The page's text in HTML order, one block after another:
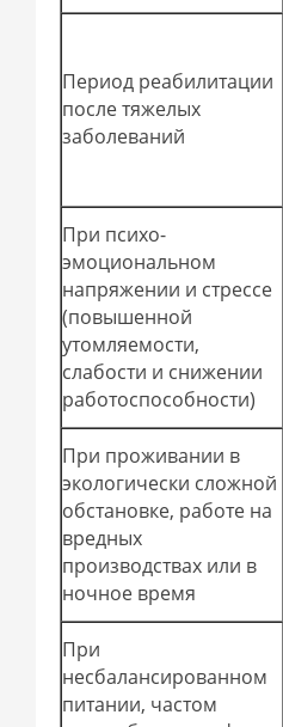
Период реабилитации
после тяжелых
заболеваний
При психо-
эмоциональном
напряжении и стрессе
(повышенной
утомляемости,
слабости и снижении
работоспособности)
При проживании в
экологически сложной
обстановке, работе на
вредных
производствах или в
ночное время
При
несбалансированном
питании, частом